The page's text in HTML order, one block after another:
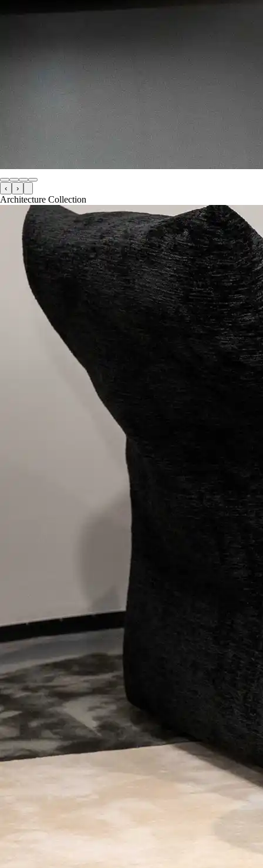
‹ ›
Architecture Collection